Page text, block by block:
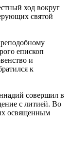
ход вокруг
святой
епископ
и
к
совершил в
с литией. Во
освященным